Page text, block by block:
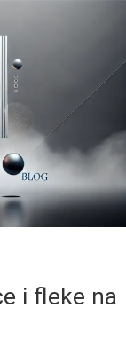
i fleke na